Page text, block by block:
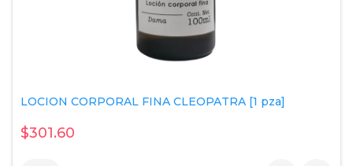
LOCION CORPORAL FINA CLEOPATRA [1 pza]
$301.60